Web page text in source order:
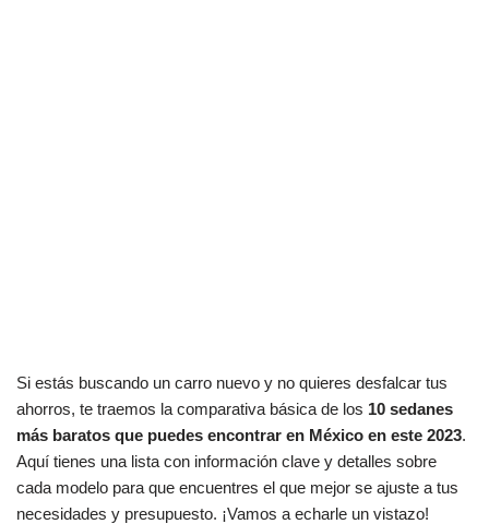
Si estás buscando un carro nuevo y no quieres desfalcar tus
ahorros, te traemos la comparativa básica de los 10 sedanes
más baratos que puedes encontrar en México en este 2023.
Aquí tienes una lista con información clave y detalles sobre
cada modelo para que encuentres el que mejor se ajuste a tus
necesidades y presupuesto. ¡Vamos a echarle un vistazo!